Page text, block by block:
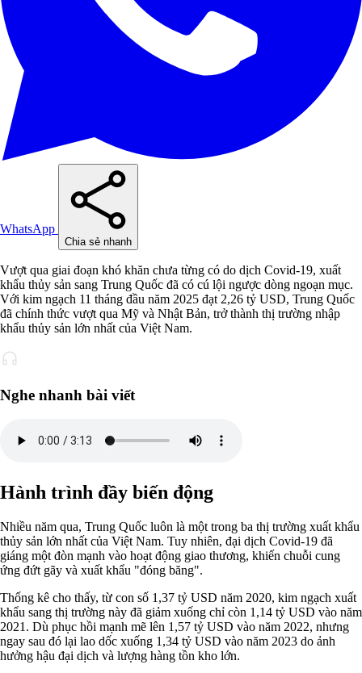
WhatsApp
Chia sẻ nhanh
Vượt qua giai đoạn khó khăn chưa từng có do dịch Covid-19, xuất
khẩu thủy sản sang Trung Quốc đã có cú lội ngược dòng ngoạn mục.
Với kim ngạch 11 tháng đầu năm 2025 đạt 2,26 tỷ USD, Trung Quốc
đã chính thức vượt qua Mỹ và Nhật Bản, trở thành thị trường nhập
khẩu thủy sản lớn nhất của Việt Nam.
Nghe nhanh bài viết
Hành trình đầy biến động
Nhiều năm qua, Trung Quốc luôn là một trong ba thị trường xuất khẩu
thủy sản lớn nhất của Việt Nam. Tuy nhiên, đại dịch Covid-19 đã
giáng một đòn mạnh vào hoạt động giao thương, khiến chuỗi cung
ứng đứt gãy và xuất khẩu "đóng băng".
Thống kê cho thấy, từ con số 1,37 tỷ USD năm 2020, kim ngạch xuất
khẩu sang thị trường này đã giảm xuống chỉ còn 1,14 tỷ USD vào năm
2021. Dù phục hồi mạnh mẽ lên 1,57 tỷ USD vào năm 2022, nhưng
ngay sau đó lại lao dốc xuống 1,34 tỷ USD vào năm 2023 do ảnh
hưởng hậu đại dịch và lượng hàng tồn kho lớn.